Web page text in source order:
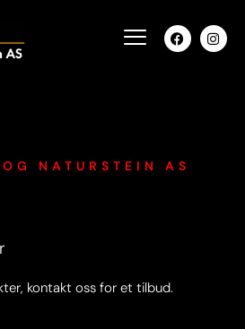
NATURSTEIN AS
kontakt oss for et tilbud.